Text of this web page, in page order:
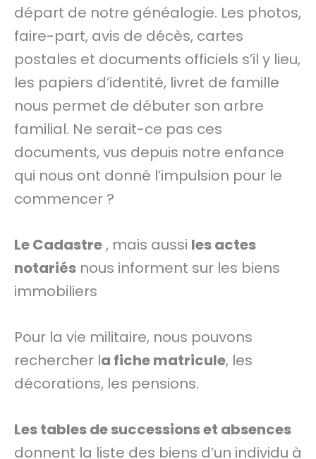
départ de notre généalogie. Les photos,
faire-part, avis de décès, cartes
postales et documents officiels s’il y lieu,
les papiers d’identité, livret de famille
nous permet de débuter son arbre
familial. Ne serait-ce pas ces
documents, vus depuis notre enfance
qui nous ont donné l’impulsion pour le
commencer ?
Le Cadastre, mais aussi les actes
notariés nous informent sur les biens
immobiliers
Pour la vie militaire, nous pouvons
rechercher la fiche matricule, les
décorations, les pensions.
Les tables de successions et absences
donnent la liste des biens d’un individu à